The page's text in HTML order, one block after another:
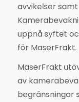
avvikelser
uppnå syftet
för MaserFrakt.
MaserFrakt
av
begränsningar